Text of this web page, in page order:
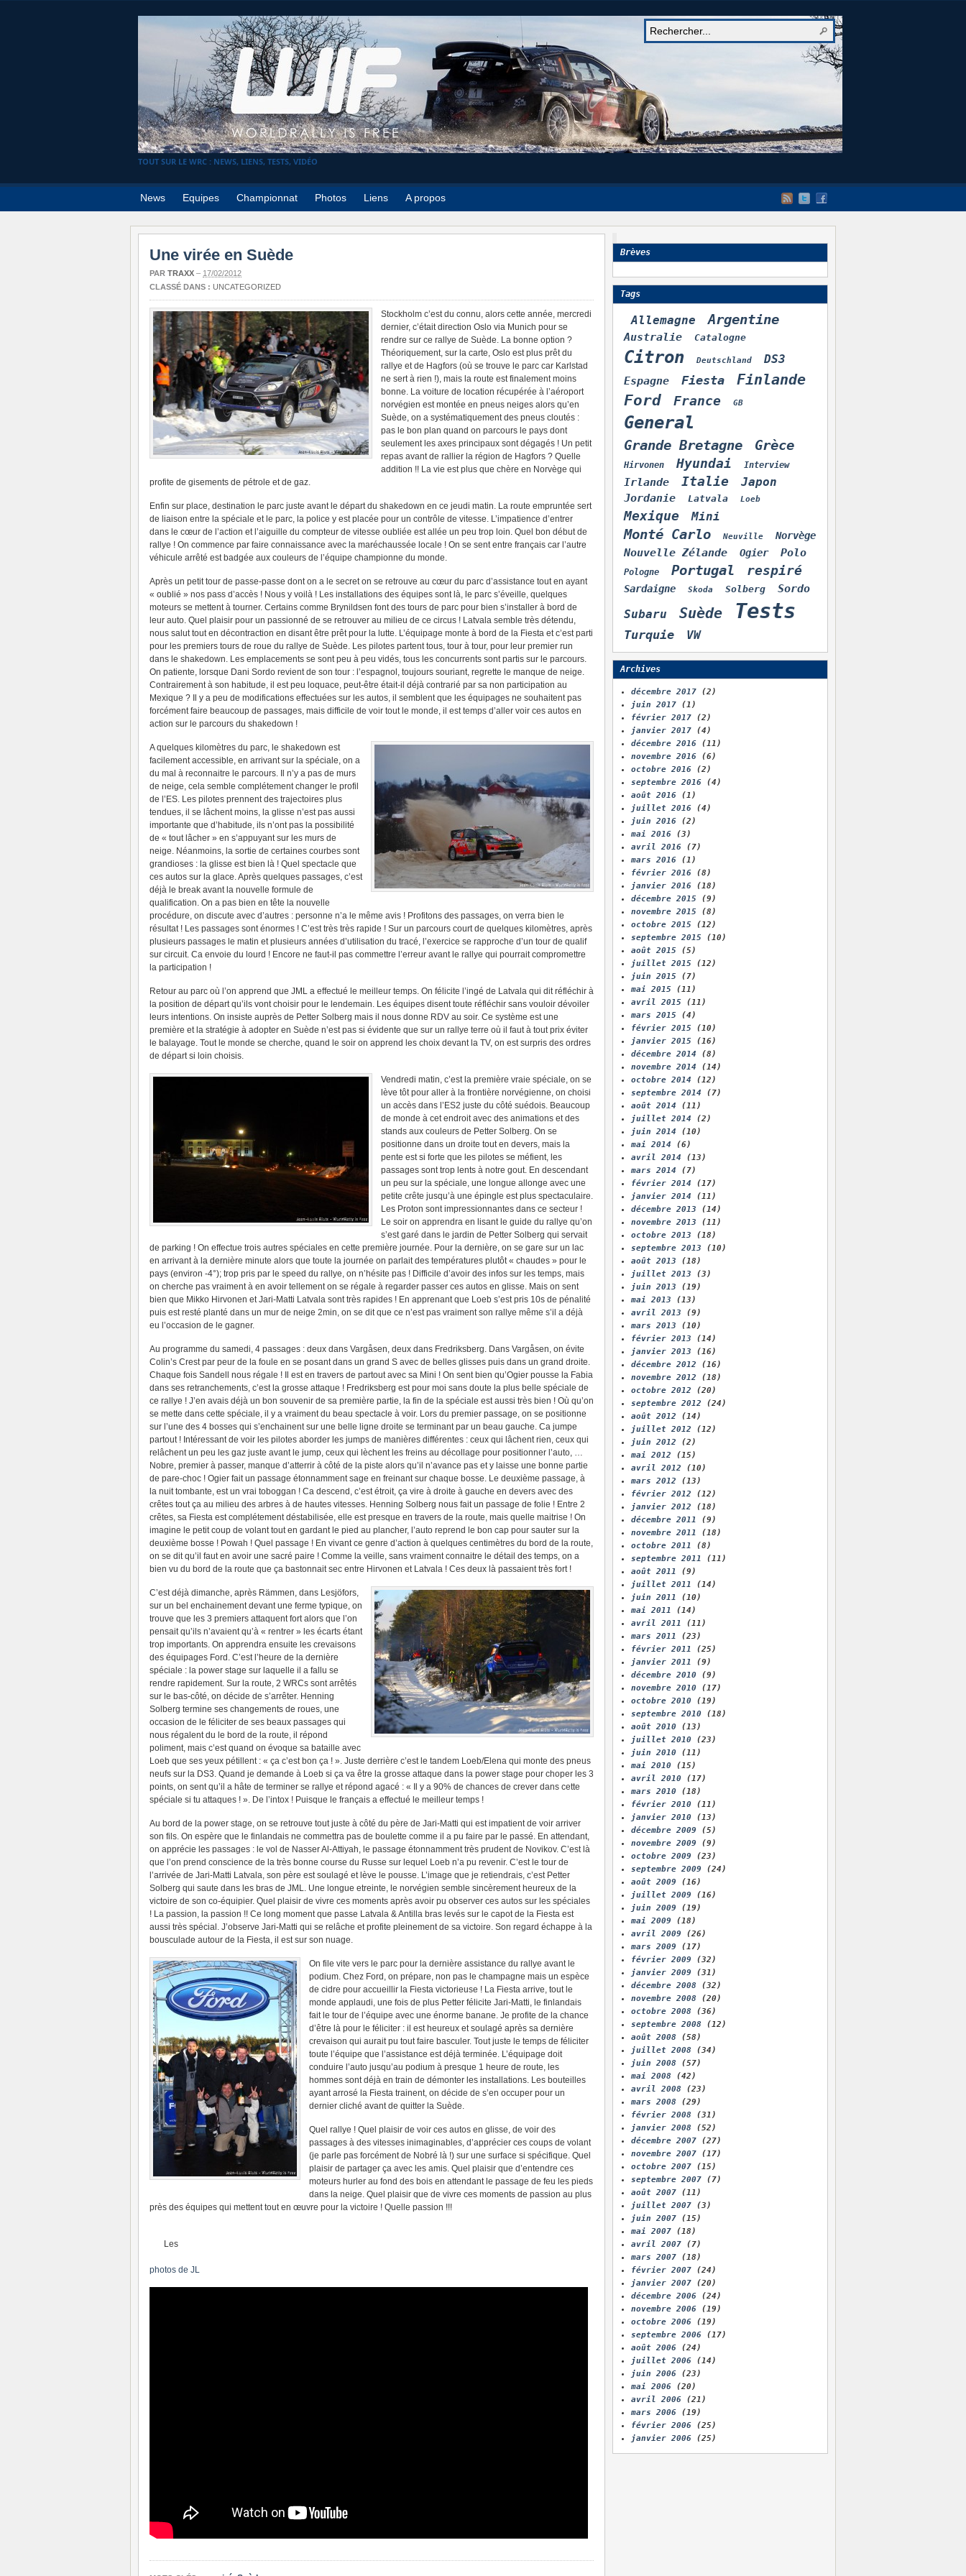
TOUT SUR LE WRC : NEWS, LIENS, TESTS, VIDÉO
News Equipes Championnat Photos Liens A propos
Une virée en Suède
PAR TRAXX – 17/02/2012
CLASSÉ DANS : UNCATEGORIZED
Stockholm c’est du connu, alors cette année, mercredi
dernier, c’était direction Oslo via Munich pour se
rendre sur ce rallye de Suède. La bonne option ?
Théoriquement, sur la carte, Oslo est plus prêt du
rallye et de Hagfors (où se trouve le parc car Karlstad
ne sert à rien !), mais la route est finalement moins
bonne. La voiture de location récupérée à l’aéroport
norvégien est montée en pneus neiges alors qu’en
Suède, on a systématiquement des pneus cloutés :
pas le bon plan quand on parcours le pays dont
seulement les axes principaux sont dégagés ! Un petit
repas avant de rallier la région de Hagfors ? Quelle
addition !! La vie est plus que chère en Norvège qui
profite de gisements de pétrole et de gaz.
Enfin sur place, destination le parc juste avant le départ du shakedown en ce jeudi matin. La route empruntée sert
de liaison entre la spéciale et le parc, la police y est placée pour un contrôle de vitesse. L’impatience d’entrer
dans le cœur de l’action et l’aiguille du compteur de vitesse oubliée est allée un peu trop loin. Quel bon début de
rallye ! On commence par faire connaissance avec la maréchaussée locale ! On se sent entre français car l’autre
véhicule arrêté est badgée aux couleurs de l’équipe championne du monde.
Après un petit tour de passe-passe dont on a le secret on se retrouve au cœur du parc d’assistance tout en ayant
« oublié » nos pass d’accès ! Nous y voilà ! Les installations des équipes sont là, le parc s’éveille, quelques
moteurs se mettent à tourner. Certains comme Brynildsen font des tours de parc pour bien s’installer à bord de
leur auto. Quel plaisir pour un passionné de se retrouver au milieu de ce circus ! Latvala semble très détendu,
nous salut tout en décontraction en disant être prêt pour la lutte. L’équipage monte à bord de la Fiesta et c’est parti
pour les premiers tours de roue du rallye de Suède. Les pilotes partent tous, tour à tour, pour leur premier run
dans le shakedown. Les emplacements se sont peu à peu vidés, tous les concurrents sont partis sur le parcours.
On patiente, lorsque Dani Sordo revient de son tour : l’espagnol, toujours souriant, regrette le manque de neige.
Contrairement à son habitude, il est peu loquace, peut-être était-il déjà contrarié par sa non participation au
Mexique ? Il y a peu de modifications effectuées sur les autos, il semblent que les équipages ne souhaitent pas
forcément faire beaucoup de passages, mais difficile de voir tout le monde, il est temps d’aller voir ces autos en
action sur le parcours du shakedown !
A quelques kilomètres du parc, le shakedown est
facilement accessible, en arrivant sur la spéciale, on a
du mal à reconnaitre le parcours. Il n’y a pas de murs
de neige, cela semble complétement changer le profil
de l’ES. Les pilotes prennent des trajectoires plus
tendues, il se lâchent moins, la glisse n’est pas aussi
importante que d’habitude, ils n’ont pas la possibilité
de « tout lâcher » en s’appuyant sur les murs de
neige. Néanmoins, la sortie de certaines courbes sont
grandioses : la glisse est bien là ! Quel spectacle que
ces autos sur la glace. Après quelques passages, c’est
déjà le break avant la nouvelle formule de
qualification. On a pas bien en tête la nouvelle
procédure, on discute avec d’autres : personne n’a le même avis ! Profitons des passages, on verra bien le
résultat ! Les passages sont énormes ! C’est très très rapide ! Sur un parcours court de quelques kilomètres, après
plusieurs passages le matin et plusieurs années d’utilisation du tracé, l’exercice se rapproche d’un tour de qualif
sur circuit. Ca envoie du lourd ! Encore ne faut-il pas commettre l’erreur avant le rallye qui pourrait compromettre
la participation !
Retour au parc où l’on apprend que JML a effectué le meilleur temps. On félicite l’ingé de Latvala qui dit réfléchir à
la position de départ qu’ils vont choisir pour le lendemain. Les équipes disent toute réfléchir sans vouloir dévoiler
leurs intentions. On insiste auprès de Petter Solberg mais il nous donne RDV au soir. Ce système est une
première et la stratégie à adopter en Suède n’est pas si évidente que sur un rallye terre où il faut à tout prix éviter
le balayage. Tout le monde se cherche, quand le soir on apprend les choix devant la TV, on est surpris des ordres
de départ si loin choisis.
Vendredi matin, c’est la première vraie spéciale, on se
lève tôt pour aller à la frontière norvégienne, on choisi
un accès dans l’ES2 juste du côté suédois. Beaucoup
de monde à cet endroit avec des animations et des
stands aux couleurs de Petter Solberg. On se
positionne dans un droite tout en devers, mais la
pente est si forte que les pilotes se méfient, les
passages sont trop lents à notre gout. En descendant
un peu sur la spéciale, une longue allonge avec une
petite crête jusqu’à une épingle est plus spectaculaire.
Les Proton sont impressionnantes dans ce secteur !
Le soir on apprendra en lisant le guide du rallye qu’on
s’est garé dans le jardin de Petter Solberg qui servait
de parking ! On effectue trois autres spéciales en cette première journée. Pour la dernière, on se gare sur un lac
en arrivant à la dernière minute alors que toute la journée on parlait des températures plutôt « chaudes » pour le
pays (environ -4°); trop pris par le speed du rallye, on n’hésite pas ! Difficile d’avoir des infos sur les temps, mais
on cherche pas vraiment à en avoir tellement on se régale à regarder passer ces autos en glisse. Mais on sent
bien que Mikko Hirvonen et Jari-Matti Latvala sont très rapides ! En apprenant que Loeb s’est pris 10s de pénalité
puis est resté planté dans un mur de neige 2min, on se dit que ce n’est pas vraiment son rallye même s’il a déjà
eu l’occasion de le gagner.
Au programme du samedi, 4 passages : deux dans Vargåsen, deux dans Fredriksberg. Dans Vargåsen, on évite
Colin’s Crest par peur de la foule en se posant dans un grand S avec de belles glisses puis dans un grand droite.
Chaque fois Sandell nous régale ! Il est en travers de partout avec sa Mini ! On sent bien qu’Ogier pousse la Fabia
dans ses retranchements, c’est la grosse attaque ! Fredriksberg est pour moi sans doute la plus belle spéciale de
ce rallye ! J’en avais déjà un bon souvenir de sa première partie, la fin de la spéciale est aussi très bien ! Où qu’on
se mette dans cette spéciale, il y a vraiment du beau spectacle à voir. Lors du premier passage, on se positionne
sur l’une des 4 bosses qui s’enchainent sur une belle ligne droite se terminant par un beau gauche. Ca jumpe
partout ! Intéressant de voir les pilotes aborder les jumps de manières différentes : ceux qui lâchent rien, ceux qui
relâchent un peu les gaz juste avant le jump, ceux qui lèchent les freins au décollage pour positionner l’auto, …
Nobre, premier à passer, manque d’atterrir à côté de la piste alors qu’il n’avance pas et y laisse une bonne partie
de pare-choc ! Ogier fait un passage étonnamment sage en freinant sur chaque bosse. Le deuxième passage, à
la nuit tombante, est un vrai toboggan ! Ca descend, c’est étroit, ça vire à droite à gauche en devers avec des
crêtes tout ça au milieu des arbres à de hautes vitesses. Henning Solberg nous fait un passage de folie ! Entre 2
crêtes, sa Fiesta est complétement déstabilisée, elle est presque en travers de la route, mais quelle maitrise ! On
imagine le petit coup de volant tout en gardant le pied au plancher, l’auto reprend le bon cap pour sauter sur la
deuxième bosse ! Powah ! Quel passage ! En vivant ce genre d’action à quelques centimètres du bord de la route,
on se dit qu’il faut en avoir une sacré paire ! Comme la veille, sans vraiment connaitre le détail des temps, on a
bien vu du bord de la route que ça bastonnait sec entre Hirvonen et Latvala ! Ces deux là passaient très fort !
C’est déjà dimanche, après Rämmen, dans Lesjöfors,
sur un bel enchainement devant une ferme typique, on
trouve que les 3 premiers attaquent fort alors que l’on
pensait qu’ils n’avaient qu’à « rentrer » les écarts étant
trop importants. On apprendra ensuite les crevaisons
des équipages Ford. C’est l’heure de la dernière
spéciale : la power stage sur laquelle il a fallu se
rendre rapidement. Sur la route, 2 WRCs sont arrêtés
sur le bas-côté, on décide de s’arrêter. Henning
Solberg termine ses changements de roues, une
occasion de le féliciter de ses beaux passages qui
nous régalent du le bord de la route, il répond
poliment, mais c’est quand on évoque sa bataille avec
Loeb que ses yeux pétillent : « ça c’est bon ça ! ». Juste derrière c’est le tandem Loeb/Elena qui monte des pneus
neufs sur la DS3. Quand je demande à Loeb si ça va être la grosse attaque dans la power stage pour choper les 3
points, on sent qu’il a hâte de terminer se rallye et répond agacé : « Il y a 90% de chances de crever dans cette
spéciale si tu attaques ! ». De l’intox ! Puisque le français a effectué le meilleur temps !
Au bord de la power stage, on se retrouve tout juste à côté du père de Jari-Matti qui est impatient de voir arriver
son fils. On espère que le finlandais ne commettra pas de boulette comme il a pu faire par le passé. En attendant,
on apprécie les passages : le vol de Nasser Al-Attiyah, le passage étonnamment très prudent de Novikov. C’est là
que l’on prend conscience de la très bonne course du Russe sur lequel Loeb n’a pu revenir. C’est le tour de
l’arrivée de Jari-Matti Latvala, son père est soulagé et lève le pousse. L’image que je retiendrais, c’est Petter
Solberg qui saute dans les bras de JML. Une longue etreinte, le norvégien semble sincèrement heureux de la
victoire de son co-équipier. Quel plaisir de vivre ces moments après avoir pu observer ces autos sur les spéciales
! La passion, la passion !! Ce long moment que passe Latvala & Antilla bras levés sur le capot de la Fiesta est
aussi très spécial. J’observe Jari-Matti qui se relâche et profite pleinement de sa victoire. Son regard échappe à la
bousculade autour de la Fiesta, il est sur son nuage.
On file vite vers le parc pour la dernière assistance du rallye avant le
podium. Chez Ford, on prépare, non pas le champagne mais un espèce
de cidre pour accueillir la Fiesta victorieuse ! La Fiesta arrive, tout le
monde applaudi, une fois de plus Petter félicite Jari-Matti, le finlandais
fait le tour de l’équipe avec une énorme banane. Je profite de la chance
d’être là pour le féliciter : il est heureux et soulagé après sa dernière
crevaison qui aurait pu tout faire basculer. Tout juste le temps de féliciter
toute l’équipe que l’assistance est déjà terminée. L’équipage doit
conduire l’auto jusqu’au podium à presque 1 heure de route, les
hommes sont déjà en train de démonter les installations. Les bouteilles
ayant arrosé la Fiesta trainent, on décide de s’en occuper pour un
dernier cliché avant de quitter la Suède.
Quel rallye ! Quel plaisir de voir ces autos en glisse, de voir des
passages à des vitesses inimaginables, d’apprécier ces coups de volant
(je parle pas forcément de Nobré là !) sur une surface si spécifique. Quel
plaisir de partager ça avec les amis. Quel plaisir que d’entendre ces
moteurs hurler au fond des bois en attendant le passage de feu les pieds
dans la neige. Quel plaisir que de vivre ces moments de passion au plus
près des équipes qui mettent tout en œuvre pour la victoire ! Quelle passion !!!
Les
photos de JL
Brèves
Tags
Allemagne Argentine
Australie Catalogne
Citron Deutschland DS3
Espagne Fiesta
Finlande
Ford
France GB
General
Grande Bretagne Grèce
Hirvonen Hyundai Interview
Irlande Italie Japon
Jordanie Latvala Loeb
Mexique Mini
Monté Carlo Neuville Norvège
Nouvelle Zélande Ogier Polo
Pologne Portugal respiré
Sardaigne Skoda Solberg Sordo
Subaru Suède Tests
Turquie VW
Archives
décembre 2017 (2)
juin 2017 (1)
février 2017 (2)
janvier 2017 (4)
décembre 2016 (11)
novembre 2016 (6)
octobre 2016 (2)
septembre 2016 (4)
août 2016 (1)
juillet 2016 (4)
juin 2016 (2)
mai 2016 (3)
avril 2016 (7)
mars 2016 (1)
février 2016 (8)
janvier 2016 (18)
décembre 2015 (9)
novembre 2015 (8)
octobre 2015 (12)
septembre 2015 (10)
août 2015 (5)
juillet 2015 (12)
juin 2015 (7)
mai 2015 (11)
avril 2015 (11)
mars 2015 (4)
février 2015 (10)
janvier 2015 (16)
décembre 2014 (8)
novembre 2014 (14)
octobre 2014 (12)
septembre 2014 (7)
août 2014 (11)
juillet 2014 (2)
juin 2014 (10)
mai 2014 (6)
avril 2014 (13)
mars 2014 (7)
février 2014 (17)
janvier 2014 (11)
décembre 2013 (14)
novembre 2013 (11)
octobre 2013 (18)
septembre 2013 (10)
août 2013 (18)
juillet 2013 (3)
juin 2013 (19)
mai 2013 (13)
avril 2013 (9)
mars 2013 (10)
février 2013 (14)
janvier 2013 (16)
décembre 2012 (16)
novembre 2012 (18)
octobre 2012 (20)
septembre 2012 (24)
août 2012 (14)
juillet 2012 (12)
juin 2012 (2)
mai 2012 (15)
avril 2012 (10)
mars 2012 (13)
février 2012 (12)
janvier 2012 (18)
décembre 2011 (9)
novembre 2011 (18)
octobre 2011 (8)
septembre 2011 (11)
août 2011 (9)
juillet 2011 (14)
juin 2011 (10)
mai 2011 (14)
avril 2011 (11)
mars 2011 (23)
février 2011 (25)
janvier 2011 (9)
décembre 2010 (9)
novembre 2010 (17)
octobre 2010 (19)
septembre 2010 (18)
août 2010 (13)
juillet 2010 (23)
juin 2010 (11)
mai 2010 (15)
avril 2010 (17)
mars 2010 (18)
février 2010 (11)
janvier 2010 (13)
décembre 2009 (5)
novembre 2009 (9)
octobre 2009 (23)
septembre 2009 (24)
août 2009 (16)
juillet 2009 (16)
juin 2009 (19)
mai 2009 (18)
avril 2009 (26)
mars 2009 (17)
février 2009 (32)
janvier 2009 (31)
décembre 2008 (32)
novembre 2008 (20)
octobre 2008 (36)
septembre 2008 (12)
août 2008 (58)
juillet 2008 (34)
juin 2008 (57)
mai 2008 (42)
avril 2008 (23)
mars 2008 (29)
février 2008 (31)
janvier 2008 (52)
décembre 2007 (27)
novembre 2007 (17)
octobre 2007 (15)
septembre 2007 (7)
août 2007 (11)
juillet 2007 (3)
juin 2007 (15)
mai 2007 (18)
avril 2007 (7)
mars 2007 (18)
février 2007 (24)
janvier 2007 (20)
décembre 2006 (24)
novembre 2006 (19)
octobre 2006 (19)
septembre 2006 (17)
août 2006 (24)
juillet 2006 (14)
juin 2006 (23)
mai 2006 (20)
avril 2006 (21)
mars 2006 (19)
février 2006 (25)
janvier 2006 (25)